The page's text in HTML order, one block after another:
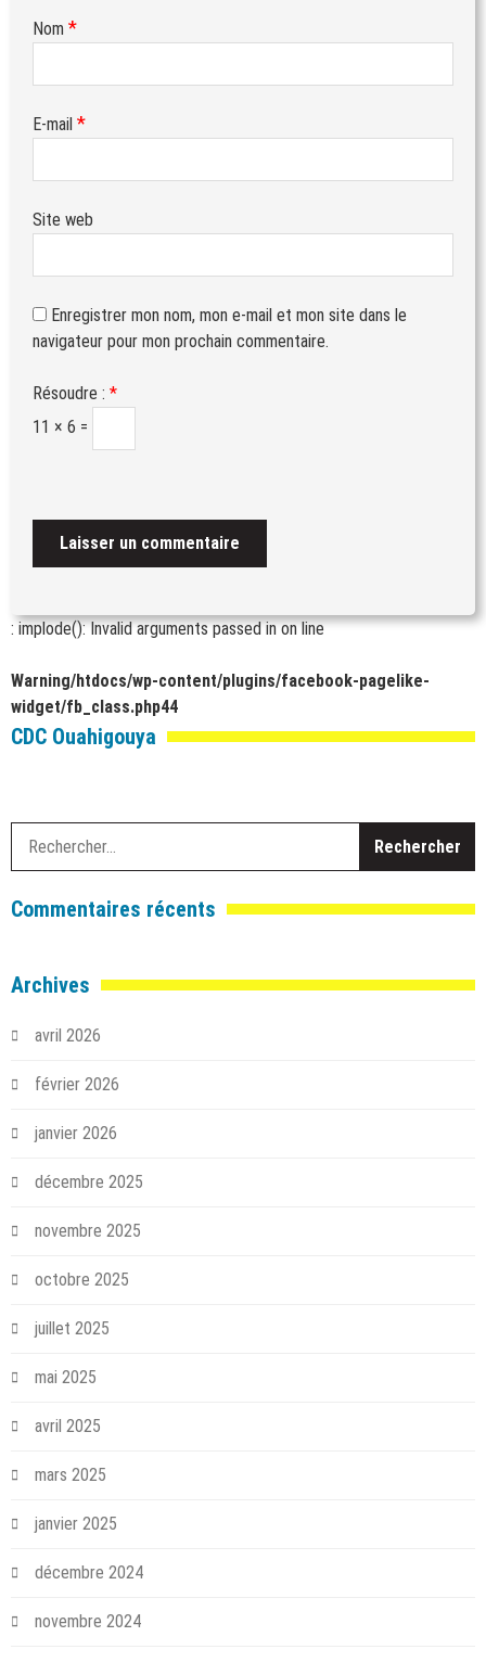
Nom *
E-mail *
Site web
Enregistrer mon nom, mon e-mail et mon site dans le
navigateur pour mon prochain commentaire.
Résoudre : *
11 × 6 =
: implode(): Invalid arguments passed inon line
Warning/htdocs/wp-content/plugins/facebook-pagelike-
widget/fb_class.php44
CDC Ouahigouya
Commentaires récents
Archives
avril 2026
février 2026
janvier 2026
décembre 2025
novembre 2025
octobre 2025
juillet 2025
mai 2025
avril 2025
mars 2025
janvier 2025
décembre 2024
novembre 2024